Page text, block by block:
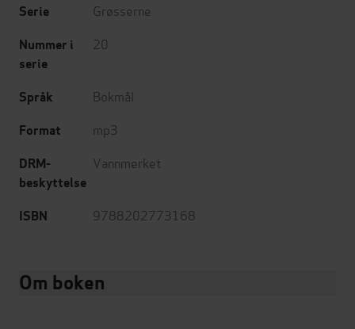
Serie Grøsserne
Nummer i
serie
20
Språk Bokmål
Format mp3
DRM-
beskyttelse
Vannmerket
ISBN 9788202773168
Om boken